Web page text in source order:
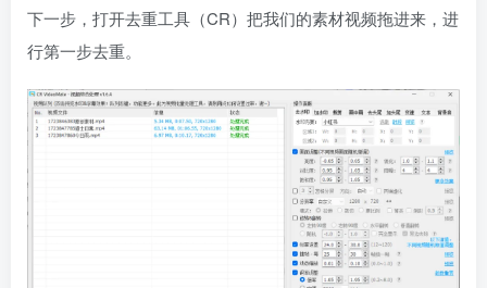
下一步，打开去重工具（CR）把我们的素材视频拖进来，进
行第一步去重。